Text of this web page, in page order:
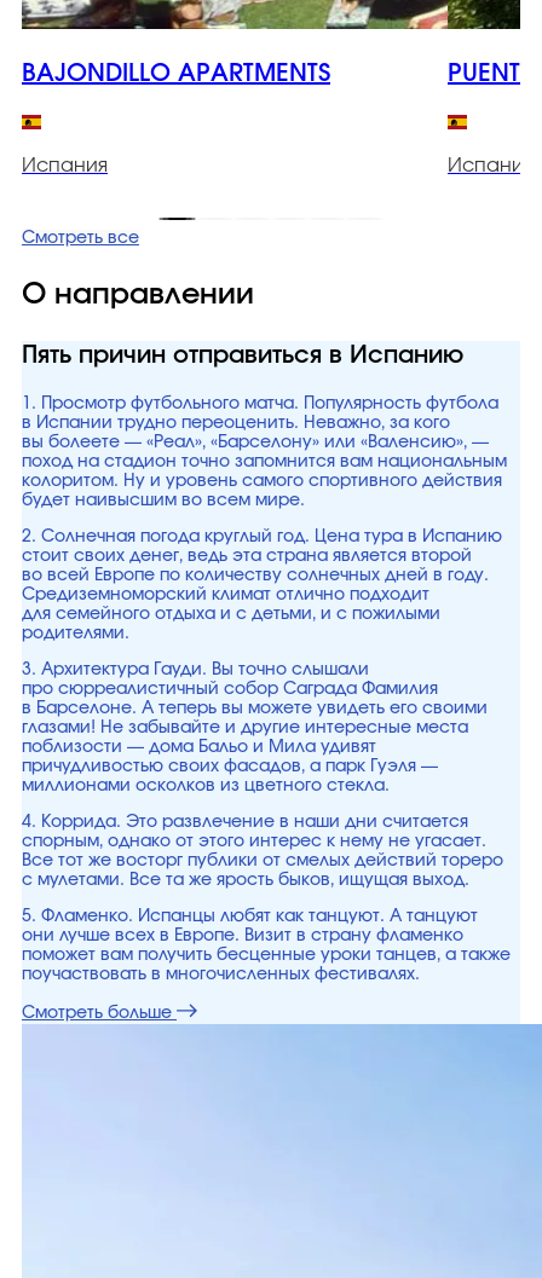
BAJONDILLO APARTMENTS
Испания
PUENTE
Испания
Смотреть все
О направлении
Пять причин отправиться в Испанию
1. Просмотр футбольного матча. Популярность футбола
в Испании трудно переоценить. Неважно, за кого
вы болеете — «Реал», «Барселону» или «Валенсию», —
поход на стадион точно запомнится вам национальным
колоритом. Ну и уровень самого спортивного действия
будет наивысшим во всем мире.
2. Солнечная погода круглый год. Цена тура в Испанию
стоит своих денег, ведь эта страна является второй
во всей Европе по количеству солнечных дней в году.
Средиземноморский климат отлично подходит
для семейного отдыха и с детьми, и с пожилыми
родителями.
3. Архитектура Гауди. Вы точно слышали
про сюрреалистичный собор Саграда Фамилия
в Барселоне. А теперь вы можете увидеть его своими
глазами! Не забывайте и другие интересные места
поблизости — дома Бальо и Мила удивят
причудливостью своих фасадов, а парк Гуэля —
миллионами осколков из цветного стекла.
4. Коррида. Это развлечение в наши дни считается
спорным, однако от этого интерес к нему не угасает.
Все тот же восторг публики от смелых действий тореро
с мулетами. Все та же ярость быков, ищущая выход.
5. Фламенко. Испанцы любят как танцуют. А танцуют
они лучше всех в Европе. Визит в страну фламенко
поможет вам получить бесценные уроки танцев, а также
поучаствовать в многочисленных фестивалях.
Смотреть больше